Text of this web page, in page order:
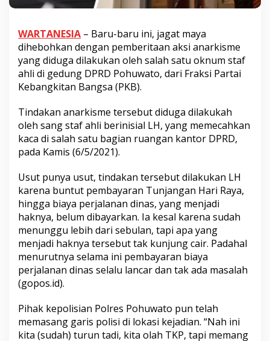
WARTANESIA – Baru-baru ini, jagat maya
dihebohkan dengan pemberitaan aksi anarkisme
yang diduga dilakukan oleh salah satu oknum staf
ahli di gedung DPRD Pohuwato, dari Fraksi Partai
Kebangkitan Bangsa (PKB).
Tindakan anarkisme tersebut diduga dilakukah
oleh sang staf ahli berinisial LH, yang memecahkan
kaca di salah satu bagian ruangan kantor DPRD,
pada Kamis (6/5/2021).
Usut punya usut, tindakan tersebut dilakukan LH
karena buntut pembayaran Tunjangan Hari Raya,
hingga biaya perjalanan dinas, yang menjadi
haknya, belum dibayarkan. Ia kesal karena sudah
menunggu lebih dari sebulan, tapi apa yang
menjadi haknya tersebut tak kunjung cair. Padahal
menurutnya selama ini pembayaran biaya
perjalanan dinas selalu lancar dan tak ada masalah
(gopos.id).
Pihak kepolisian Polres Pohuwato pun telah
memasang garis polisi di lokasi kejadian. “Nah ini
kita (sudah) turun tadi, kita olah TKP, tapi memang